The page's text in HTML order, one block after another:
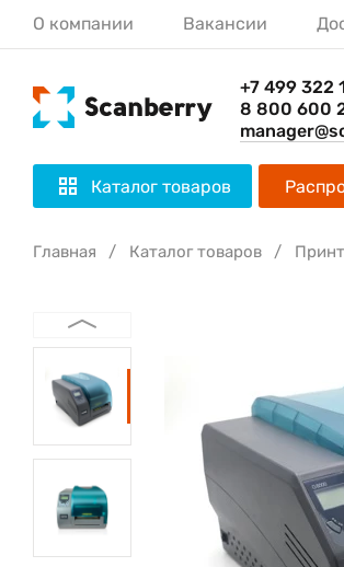
О компании Вакансии
+7 499 322
8 800 600
Каталог товаров
Главная Каталог товаров